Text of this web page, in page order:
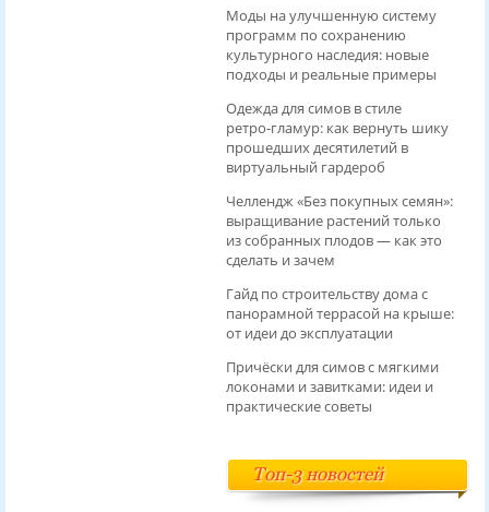
Моды на улучшенную систему
программ по сохранению
культурного наследия: новые
подходы и реальные примеры
Одежда для симов в стиле
ретро‑гламур: как вернуть шику
прошедших десятилетий в
виртуальный гардероб
Челлендж «Без покупных семян»:
выращивание растений только
из собранных плодов — как это
сделать и зачем
Гайд по строительству дома с
панорамной террасой на крыше:
от идеи до эксплуатации
Причёски для симов с мягкими
локонами и завитками: идеи и
практические советы
Топ-3 новостей